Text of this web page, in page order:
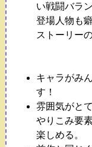
い戦闘バラ
登場人物も
ストーリー
キャラがみ
す！
雰囲気がと
やりこみ要
楽しめる。